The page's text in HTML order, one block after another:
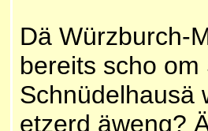
Dä Würzburch-
bereits scho
Schnüdelhausä
etzerd äweng?